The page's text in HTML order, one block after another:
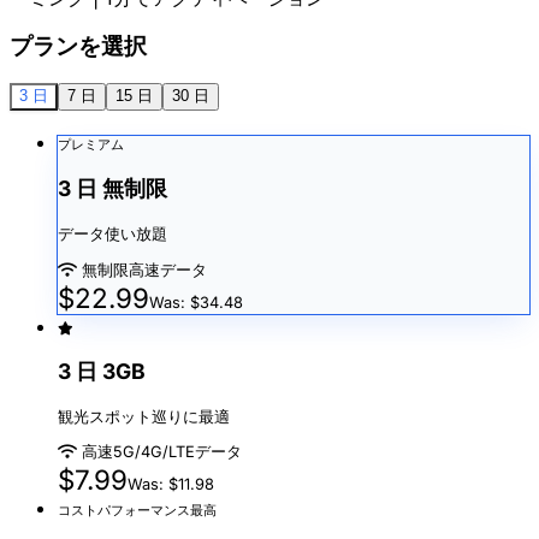
プランを選択
3 日 7 日 15 日 30 日
プレミアム
3 日 無制限
データ使い放題
無制限高速データ
$22.99Was: $34.48
3 日 3GB
観光スポット巡りに最適
高速5G/4G/LTEデータ
$7.99Was: $11.98
コストパフォーマンス最高